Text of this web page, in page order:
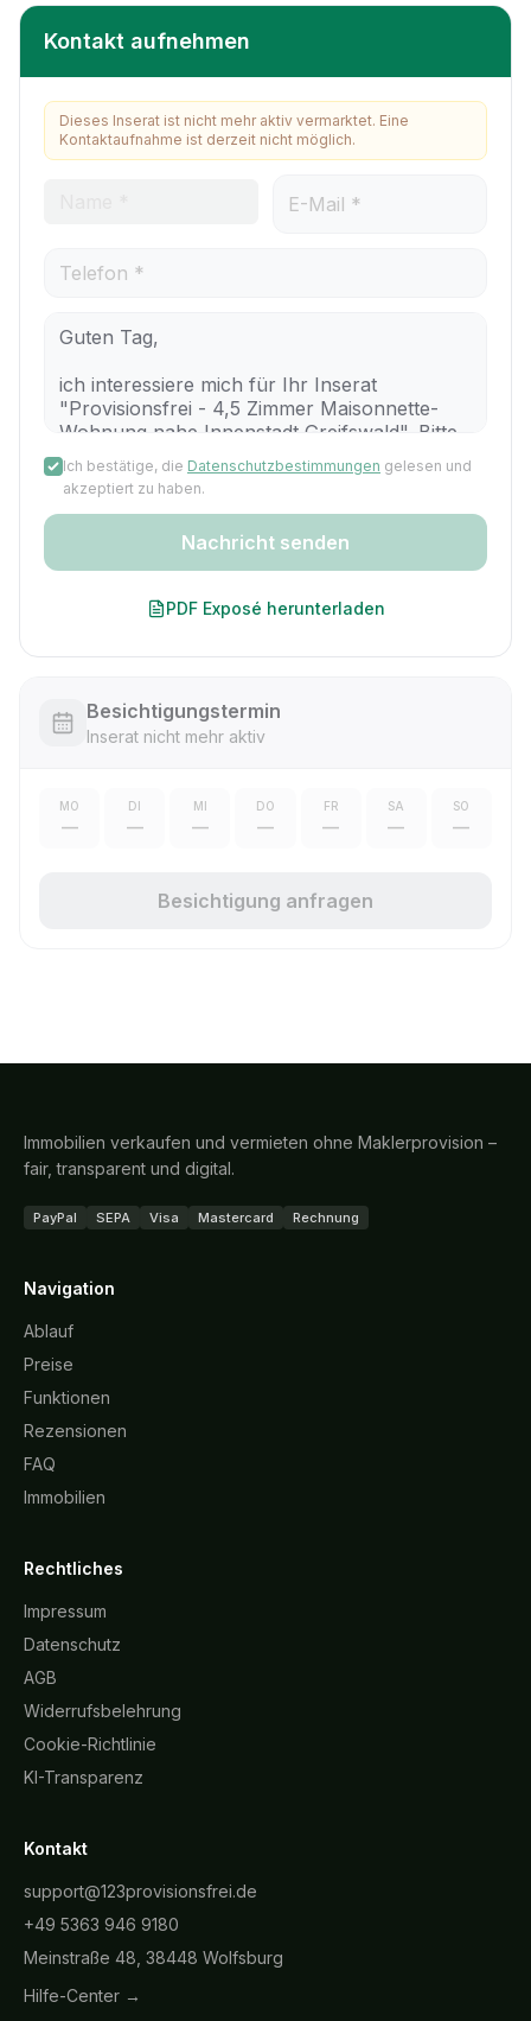
Kontakt aufnehmen
Dieses Inserat ist nicht mehr aktiv vermarktet. Eine
Kontaktaufnahme ist derzeit nicht möglich.
Ich bestätige, die Datenschutzbestimmungen gelesen und
akzeptiert zu haben.
Nachricht senden
PDF Exposé herunterladen
Besichtigungstermin
Inserat nicht mehr aktiv
MO
—
DI
—
MI
—
DO
—
FR
—
SA
—
SO
—
Besichtigung anfragen
Immobilien verkaufen und vermieten ohne Maklerprovision –
fair, transparent und digital.
PayPal SEPA Visa Mastercard Rechnung
Navigation
Ablauf
Preise
Funktionen
Rezensionen
FAQ
Immobilien
Rechtliches
Impressum
Datenschutz
AGB
Widerrufsbelehrung
Cookie-Richtlinie
KI-Transparenz
Kontakt
support@123provisionsfrei.de
+49 5363 946 9180
Meinstraße 48, 38448 Wolfsburg
Hilfe-Center →